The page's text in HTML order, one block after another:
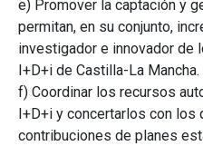
e) Promover la captación y
permitan, en su conjunto,
investigador e innovador
I+D+i de Castilla-La Mancha.
f) Coordinar los recursos
I+D+i y concertarlos con
contribuciones de planes